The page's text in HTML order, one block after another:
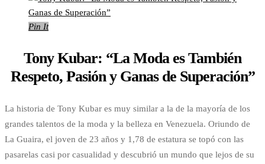
Pin It
Tony Kubar: “La Moda es También
Respeto, Pasión y Ganas de Superación”
La historia de Tony Kubar es muy similar a la de la mayoría de los
grandes talentos de la moda y la belleza en Venezuela. Oriundo de
La Guaira, el joven de 23 años y 1,78 de estatura se topó con las
pasarelas casi por casualidad y descubrió un mundo que lejos de su